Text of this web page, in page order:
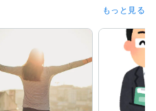
でお悩みを話してきたというお客
決した・前向きになれたという
好きですので、どうぞお気軽にご
)
TAC簿記講座オリエンテーション
もっと見る